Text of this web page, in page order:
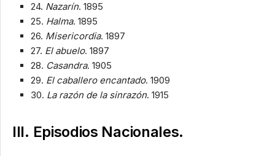
24. Nazarín. 1895
25. Halma. 1895
26. Misericordia. 1897
27. El abuelo. 1897
28. Casandra. 1905
29. El caballero encantado. 1909
30. La razón de la sinrazón. 1915
III. Episodios Nacionales.